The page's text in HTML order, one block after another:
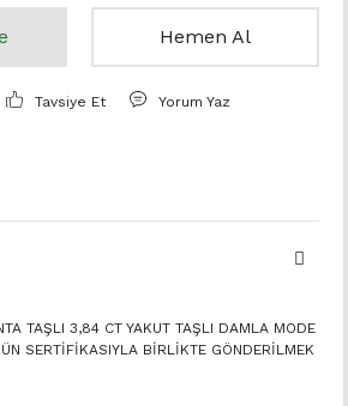
Hemen Al
Tavsiye Et Yorum Yaz
TAŞLI 3,84 CT YAKUT TAŞLI DAMLA MODE
SERTİFİKASIYLA BİRLİKTE GÖNDERİLMEK